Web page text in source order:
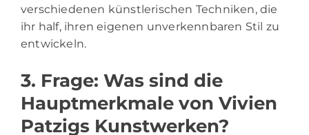
verschiedenen künstlerischen Techniken, die
ihr half, ihren eigenen unverkennbaren Stil zu
entwickeln.
3. Frage: Was sind die
Hauptmerkmale von Vivien
Patzigs Kunstwerken?